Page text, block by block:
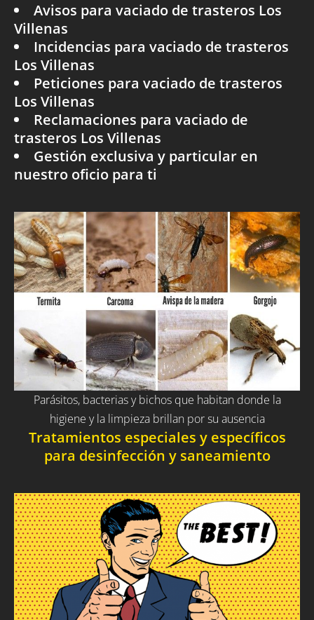
Avisos para vaciado de trasteros Los
Villenas
Incidencias para vaciado de trasteros
Los Villenas
Peticiones para vaciado de trasteros
Los Villenas
Reclamaciones para vaciado de
trasteros Los Villenas
Gestión exclusiva y particular en
nuestro oficio para ti
Parásitos, bacterias y bichos que habitan donde la
higiene y la limpieza brillan por su ausencia
Tratamientos especiales y específicos
para desinfección y saneamiento